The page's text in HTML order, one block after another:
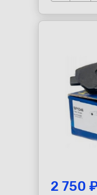
2 750